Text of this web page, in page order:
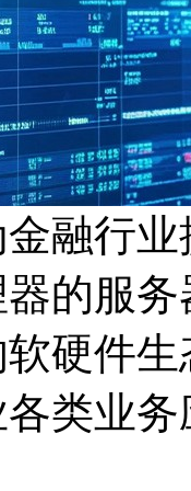
融行
的服务
硬件
各类业务